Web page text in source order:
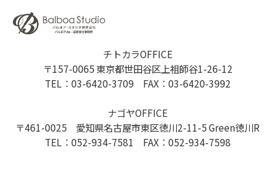
チトカラOFFICE
〒157-0065 東京都世田谷区上祖師谷1-26-12
TEL：03-6420-3709 FAX：03-6420-3992
ナゴヤOFFICE
〒461-0025 愛知県名古屋市東区徳川2-11-5 Green徳川R
TEL：052-934-7581 FAX：052-934-7598